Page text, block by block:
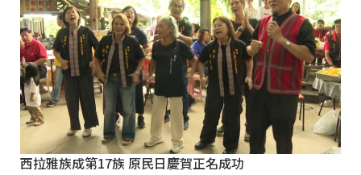
西拉雅族成第17族 原民日慶賀正名成功